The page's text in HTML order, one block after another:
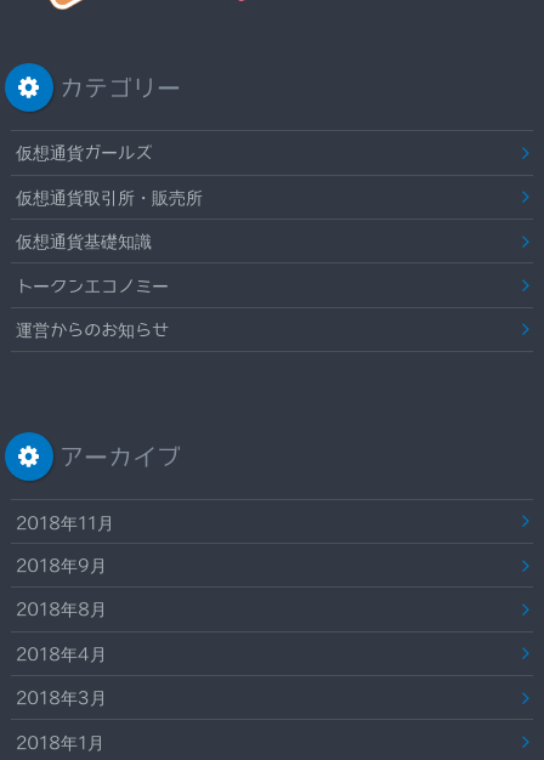
カテゴリー
仮想通貨ガールズ
仮想通貨取引所・販売所
仮想通貨基礎知識
トークンエコノミー
運営からのお知らせ
アーカイブ
2018年11月
2018年9月
2018年8月
2018年4月
2018年3月
2018年1月